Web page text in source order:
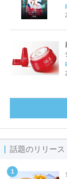
話題のリリース